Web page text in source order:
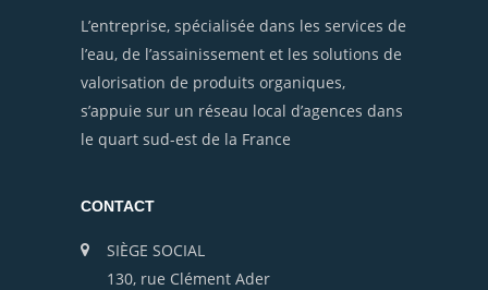
L’entreprise, spécialisée dans les services de
l’eau, de l’assainissement et les solutions de
valorisation de produits organiques,
s’appuie sur un réseau local d’agences dans
le quart sud-est de la France
CONTACT
SIÈGE SOCIAL
130, rue Clément Ader